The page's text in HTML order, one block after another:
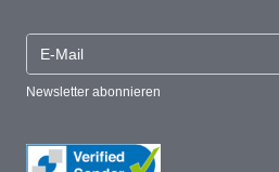
Newsletter abonnieren